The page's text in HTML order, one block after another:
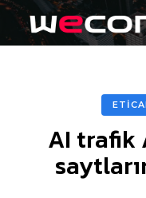
AI trafik